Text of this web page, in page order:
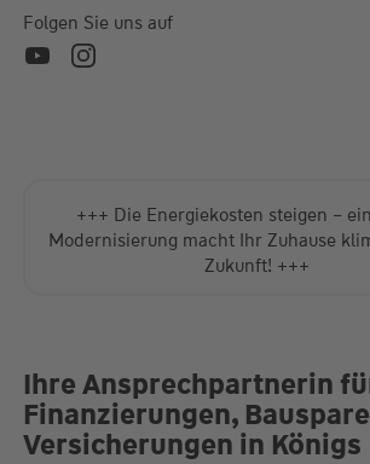
Do.
Folgen Sie uns auf
+++ Die Energiekosten steigen –
Modernisierung macht Ihr Zuhause
Zukunft! +++
Ihre Ansprechpartnerin
Finanzierungen,
Versicherungen in Königs